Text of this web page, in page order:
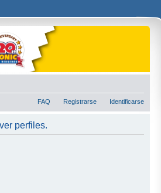
FAQ Registrarse Identificarse
perfiles.